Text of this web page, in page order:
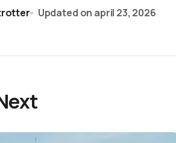
Updated on april 23, 2026